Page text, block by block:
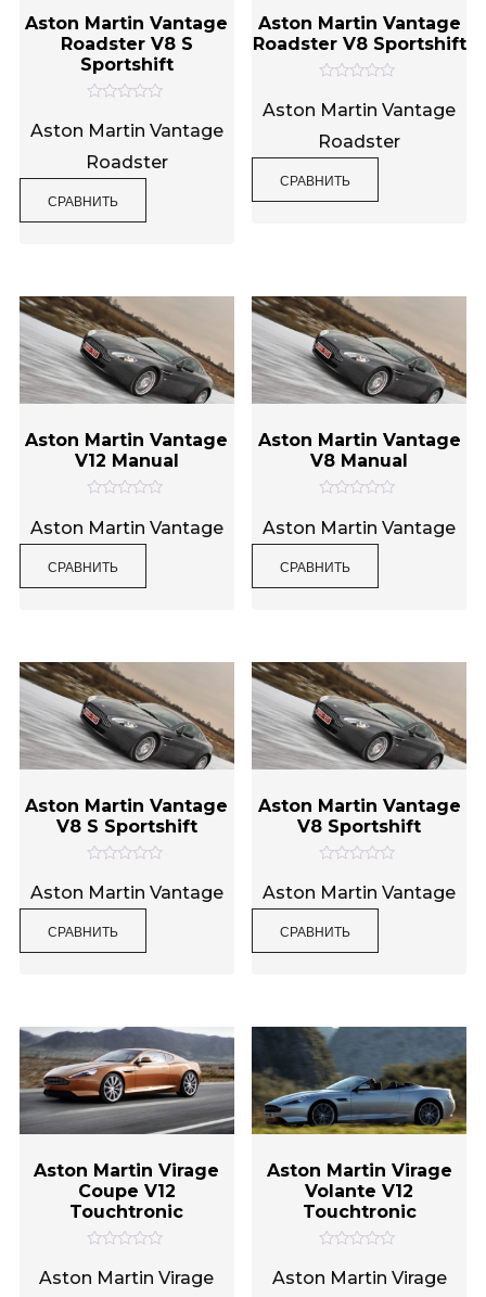
Aston Martin Vantage
Roadster V8 S
Sportshift
ц
е
н
к
а
0
и
з
Aston Martin Vantage
Roadster
СРАВНИТЬ
Aston Martin Vantage
Roadster V8 Sportshift
ц
е
н
к
а
0
и
з
Aston Martin Vantage
Roadster
СРАВНИТЬ
Aston Martin Vantage
V12 Manual
ц
е
к
0
Aston Martin Vantage
СРАВНИТЬ
Aston Martin Vantage
V8 Manual
ц
е
к
0
Aston Martin Vantage
СРАВНИТЬ
Aston Martin Vantage
V8 S Sportshift
ц
е
к
Aston Martin Vantage
СРАВНИТЬ
Aston Martin Vantage
V8 Sportshift
ц
е
к
Aston Martin Vantage
СРАВНИТЬ
Aston Martin Virage
Coupe V12
Touchtronic
ц
е
Aston Martin Virage
Aston Martin Virage
Volante V12
Touchtronic
ц
е
Aston Martin Virage